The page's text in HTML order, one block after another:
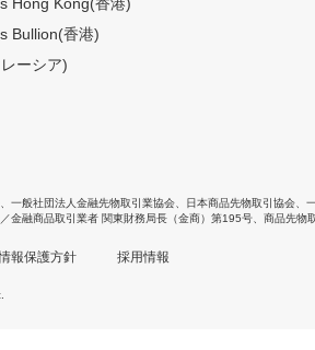
Bullion(香港)
ーシア)
一般社団法人金融先物取引業協会 日本商品先物取引協会
金融商品取引業者 関東財務局長（金商）第195号、商品先物
報保護方針 採用情報